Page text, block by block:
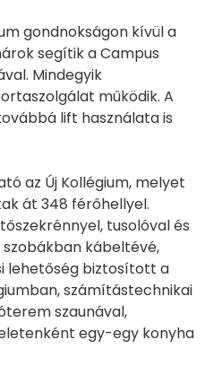
gondnokságon kívül a
segítik a Campus
Mindegyik
működik. A
lift használata is
az Új Kollégium, melyet
át 348 férőhellyel.
tusolóval és
kábeltévé,
lehetőség biztosított a
számítástechnikai
szaunával,
egy-egy konyha